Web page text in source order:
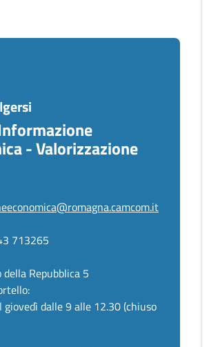
- Valorizzazione
713265
della Repubblica 5
giovedì dalle 9 alle 12.30 (chiuso